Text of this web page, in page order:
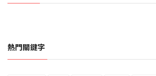
熱門關鍵字